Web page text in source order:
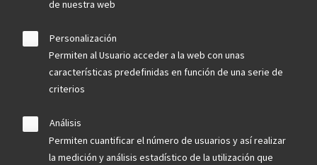
de nuestra web
Personalización
Permiten al Usuario acceder a la web con unas
características predefinidas en función de una serie de
criterios
Análisis
Permiten cuantificar el número de usuarios y así realizar
la medición y análisis estadístico de la utilización que
September 2023
El Frontón Beti-Jai abrirá visitas al público en 2024
La Dirección General de Patrimonio Cultural de la
Comunidad de Madrid declarará Bien de Interés
Cultural la antigua Fábrica CLESA